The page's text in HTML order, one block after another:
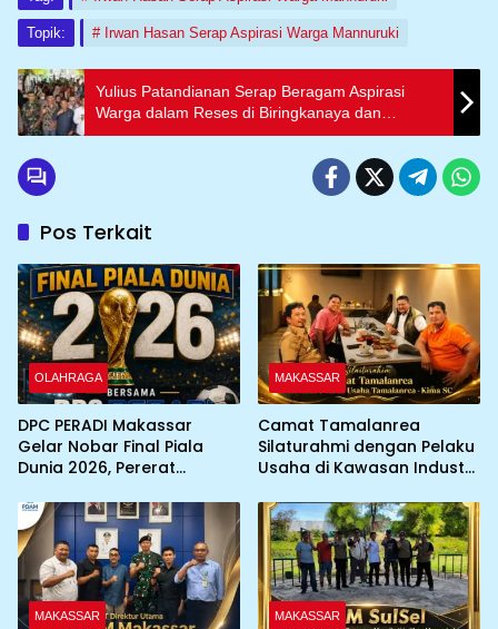
Topik: Irwan Hasan Serap Aspirasi Warga Mannuruki
Yulius Patandianan Serap Beragam Aspirasi
Warga dalam Reses di Biringkanaya dan
Tamalanrea
Pos Terkait
OLAHRAGA
DPC PERADI Makassar
Gelar Nobar Final Piala
Dunia 2026, Pererat
MAKASSAR
Camat Tamalanrea
Silaturahmi dengan Pelaku
Usaha di Kawasan Industri,
Pemerintah dan Dunia
Usaha
MAKASSAR MAKASSAR